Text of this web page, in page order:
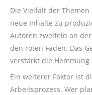
Die Vielfalt der
neue Inhalte zu
Autoren zweifeln an
den roten Faden. Das
verstärkt die Hemmung
Ein weiterer Faktor ist
Arbeitsprozess. Wer